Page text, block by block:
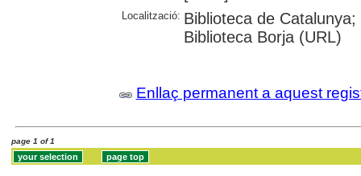
Localització: Biblioteca de
Biblioteca Borja (URL)
Enllaç permanent a aquest
page 1 of 1